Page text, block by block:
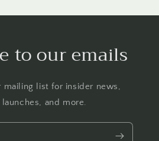
to our emails
mailing list for insider news,
and more.